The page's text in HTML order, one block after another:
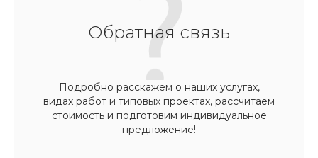
Обратная связь
Подробно расскажем о наших услугах,
видах работ и типовых проектах, рассчитаем
стоимость и подготовим индивидуальное
предложение!